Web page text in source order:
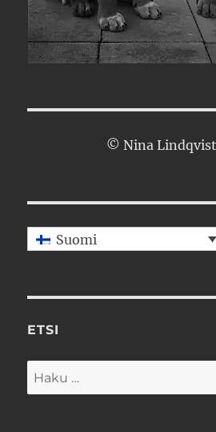
© Nina
Suomi
ETSI
Etsi: